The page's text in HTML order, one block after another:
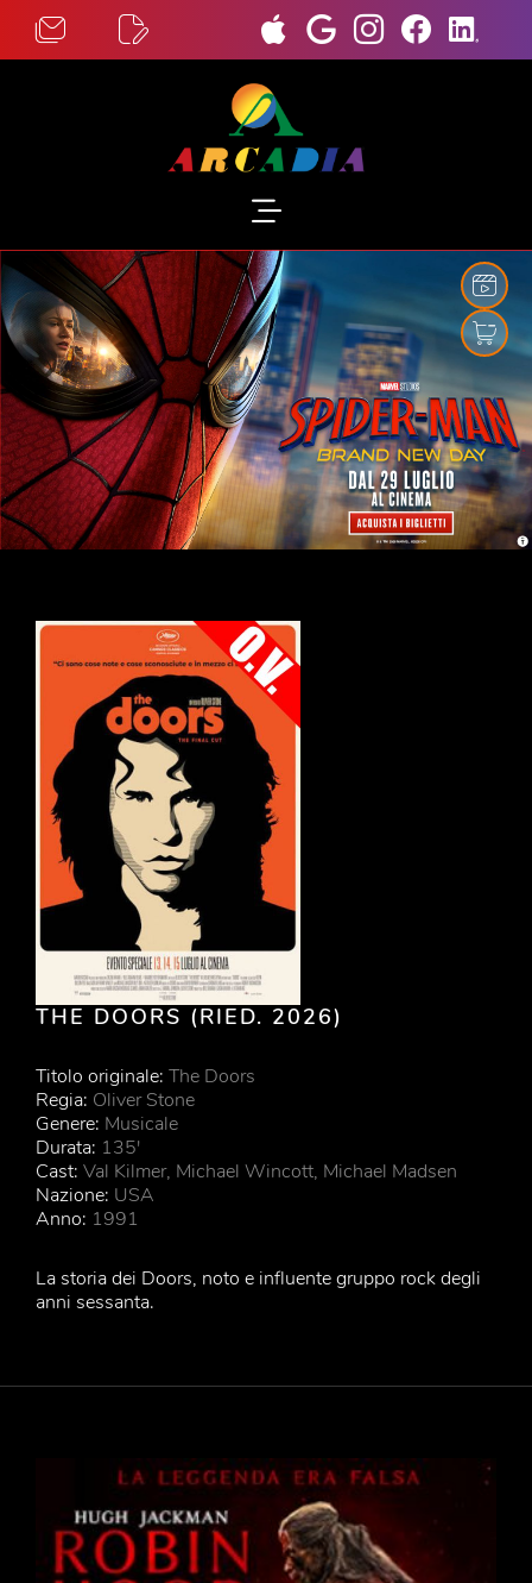
THE DOORS (RIED. 2026)
Titolo originale: The Doors
Regia: Oliver Stone
Genere: Musicale
Durata: 135'
Cast: Val Kilmer, Michael Wincott, Michael Madsen
Nazione: USA
Anno: 1991
La storia dei Doors, noto e influente gruppo rock degli
anni sessanta.